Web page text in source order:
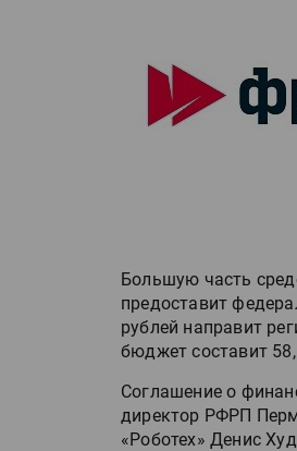
Большую часть
предоставит
рублей направит
бюджет составит
Соглашение о
директор РФРП
«Роботех» Денис